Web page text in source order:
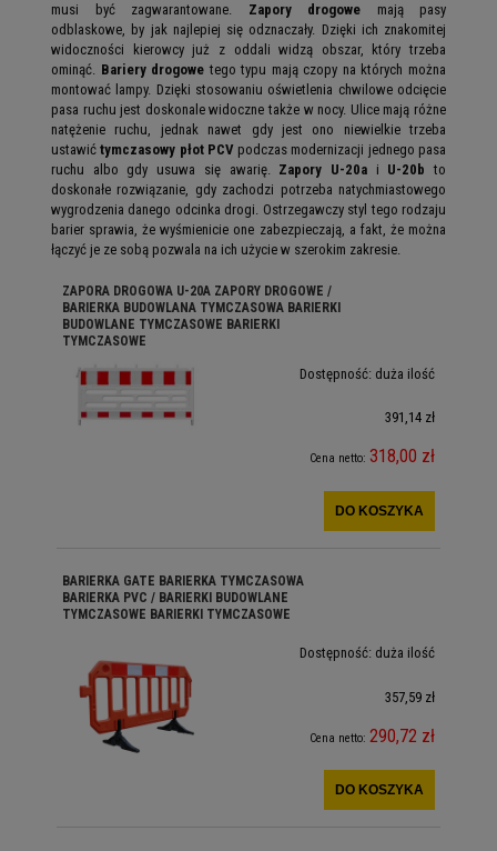
musi być zagwarantowane. Zapory drogowe mają pasy
odblaskowe, by jak najlepiej się odznaczały. Dzięki ich znakomitej
widoczności kierowcy już z oddali widzą obszar, który trzeba
ominąć. Bariery drogowe tego typu mają czopy na których można
montować lampy. Dzięki stosowaniu oświetlenia chwilowe odcięcie
pasa ruchu jest doskonale widoczne także w nocy. Ulice mają różne
natężenie ruchu, jednak nawet gdy jest ono niewielkie trzeba
ustawićtymczasowy płot PCVpodczas modernizacji jednego pasa
ruchu albo gdy usuwa się awarię. Zapory U-20ai U-20b to
doskonałe rozwiązanie, gdy zachodzi potrzeba natychmiastowego
wygrodzenia danego odcinka drogi. Ostrzegawczy styl tego rodzaju
barier sprawia, że wyśmienicie one zabezpieczają, a fakt, że można
łączyć je ze sobą pozwala na ich użycie w szerokim zakresie.
ZAPORA DROGOWA U-20A ZAPORY DROGOWE /
BARIERKA BUDOWLANA TYMCZASOWA BARIERKI
BUDOWLANE TYMCZASOWE BARIERKI
TYMCZASOWE
Dostępność: duża ilość
391,14 zł
Cena netto: 318,00 zł
DO KOSZYKA
BARIERKA GATE BARIERKA TYMCZASOWA
BARIERKA PVC / BARIERKI BUDOWLANE
TYMCZASOWE BARIERKI TYMCZASOWE
Dostępność: duża ilość
357,59 zł
Cena netto: 290,72 zł
DO KOSZYKA